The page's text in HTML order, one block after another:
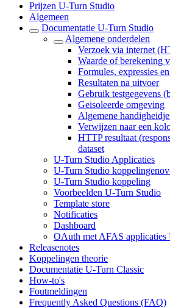
Prijzen U-Turn Studio
Algemeen
Documentatie U-Turn Studio
Algemene onderdelen
Verzoek via internet
Waarde of berekening
Formules, expressies
Resultaten na uitvoer
Gebruik testgegevens
Geisoleerde omgeving
Algemene
Verwijzen naar een
HTTP resultaat
dataset
U-Turn Studio Applicaties
U-Turn Studio
U-Turn Studio koppeling
Voorbeelden U-Turn Studio
Template store
Notificaties
Dashboard
OAuth met AFAS applicaties
Releasenotes
Koppelingen theorie
Documentatie U-Turn Classic
How-to's
Foutmeldingen
Frequently Asked Questions (FAQ)